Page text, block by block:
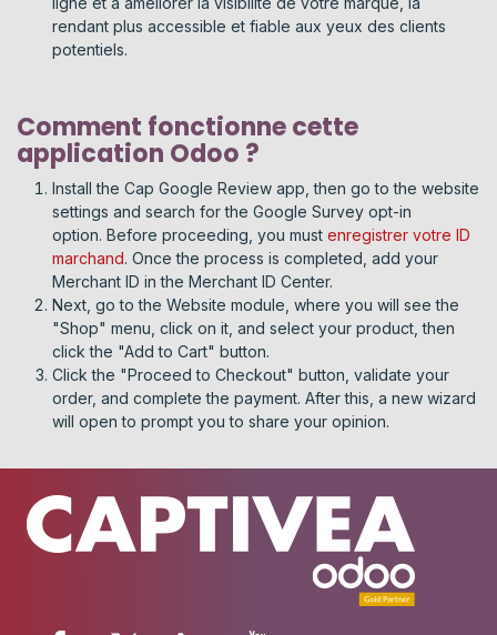
rendant plus accessible et fiable aux yeux des clients
potentiels.
Comment fonctionne cette
application Odoo ?
Install the Cap Google Review app, then go to the website
settings and search for the Google Survey opt-in
option. Before proceeding, you must enregistrer votre ID
marchand. Once the process is completed, add your
Merchant ID in the Merchant ID Center.
Next, go to the Website module, where you will see the
"Shop" menu, click on it, and select your product, then
click the "Add to Cart" button.
Click the "Proceed to Checkout" button, validate your
order, and complete the payment. After this, a new wizard
will open to prompt you to share your opinion.